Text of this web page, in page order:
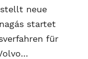
neue
startet
für